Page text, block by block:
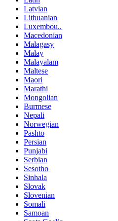
Latvian
Lithuanian
Luxembou..
Macedonian
Malagasy
Malay
Malayalam
Maltese
Maori
Marathi
Mongolian
Burmese
Nepali
Norwegian
Pashto
Persian
Punjabi
Serbian
Sesotho
Sinhala
Slovak
Slovenian
Somali
Samoan